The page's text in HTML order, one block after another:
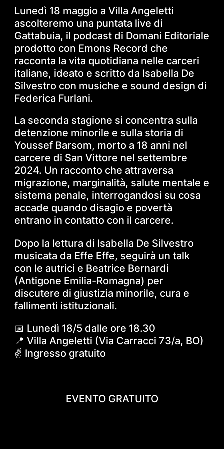
Lunedì 18 maggio a Villa Angeletti
ascolteremo una puntata live di
Gattabuia, il podcast di Domani Editoriale
prodotto con Emons Record che
racconta la vita quotidiana nelle carceri
italiane, ideato e scritto da Isabella De
Silvestro con musiche e sound design di
Federica Furlani.
La seconda stagione si concentra sulla
detenzione minorile e sulla storia di
Youssef Barsom, morto a 18 anni nel
carcere di San Vittore nel settembre
2024. Un racconto che attraversa
migrazione, marginalità, salute mentale e
sistema penale, interrogandosi su cosa
accade quando disagio e povertà
entrano in contatto con il carcere.
Dopo la lettura di Isabella De Silvestro
musicata da Effe Effe, seguirà un talk
con le autrici e Beatrice Bernardi
(Antigone Emilia-Romagna) per
discutere di giustizia minorile, cura e
fallimenti istituzionali.
📅 Lunedì 18/5 dalle ore 18.30
📍 Villa Angeletti (Via Carracci 73/a, BO)
✌️ Ingresso gratuito
EVENTO GRATUITO